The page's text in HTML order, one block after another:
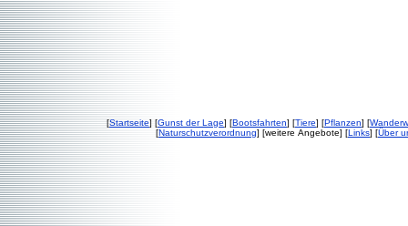
[Startseite] [Gunst der Lage] [Bootsfahrten] [Tiere] [Pflanzen] [
[Naturschutzverordnung] [weitere Angebote] [Links] [Über